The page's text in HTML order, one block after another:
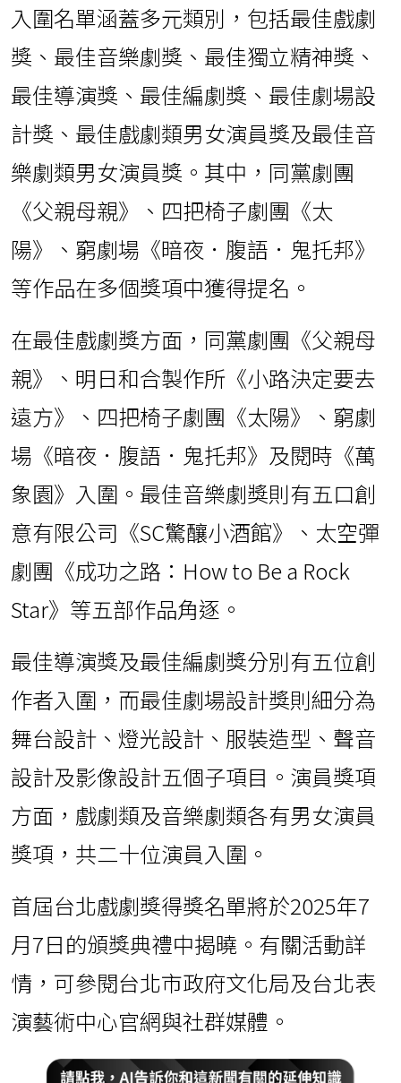
入圍名單涵蓋多元類別，包括最佳戲劇
獎、最佳音樂劇獎、最佳獨立精神獎、
最佳導演獎、最佳編劇獎、最佳劇場設
計獎、最佳戲劇類男女演員獎及最佳音
樂劇類男女演員獎。其中，同黨劇團
《父親母親》、四把椅子劇團《太
陽》、窮劇場《暗夜．腹語．鬼托邦》
等作品在多個獎項中獲得提名。
在最佳戲劇獎方面，同黨劇團《父親母
親》、明日和合製作所《小路決定要去
遠方》、四把椅子劇團《太陽》、窮劇
場《暗夜．腹語．鬼托邦》及閱時《萬
象園》入圍。最佳音樂劇獎則有五口創
意有限公司《SC驚釀小酒館》、太空彈
劇團《成功之路：How to Be a Rock
Star》等五部作品角逐。
最佳導演獎及最佳編劇獎分別有五位創
作者入圍，而最佳劇場設計獎則細分為
舞台設計、燈光設計、服裝造型、聲音
設計及影像設計五個子項目。演員獎項
方面，戲劇類及音樂劇類各有男女演員
獎項，共二十位演員入圍。
首屆台北戲劇獎得獎名單將於2025年7
月7日的頒獎典禮中揭曉。有關活動詳
情，可參閱台北市政府文化局及台北表
演藝術中心官網與社群媒體。